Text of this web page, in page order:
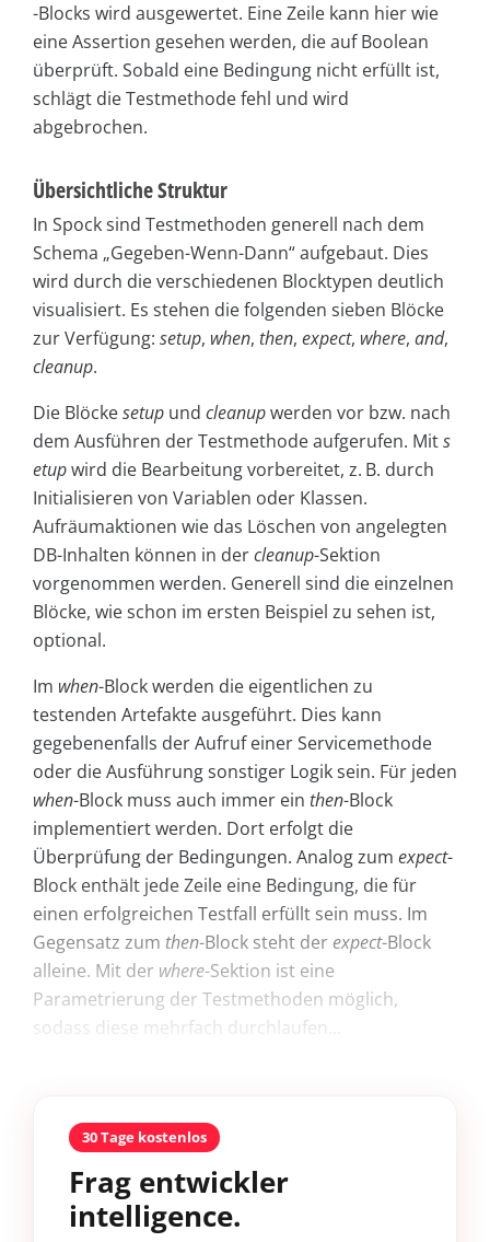
-Blocks wird ausgewertet. Eine Zeile kann hier wie
eine Assertion gesehen werden, die auf Boolean
überprüft. Sobald eine Bedingung nicht erfüllt ist,
schlägt die Testmethode fehl und wird
abgebrochen.
Übersichtliche Struktur
In Spock sind Testmethoden generell nach dem
Schema „Gegeben-Wenn-Dann“ aufgebaut. Dies
wird durch die verschiedenen Blocktypen deutlich
visualisiert. Es stehen die folgenden sieben Blöcke
zur Verfügung: setup, when, then, expect, where, and,
cleanup.
Die Blöckesetup und cleanupwerden vor bzw. nach
dem Ausführen der Testmethode aufgerufen. Mits
etupwird die Bearbeitung vorbereitet, z. B. durch
Initialisieren von Variablen oder Klassen.
Aufräumaktionen wie das Löschen von angelegten
DB-Inhalten können in dercleanup-Sektion
vorgenommen werden. Generell sind die einzelnen
Blöcke, wie schon im ersten Beispiel zu sehen ist,
optional.
Im when-Block werden die eigentlichen zu
testenden Artefakte ausgeführt. Dies kann
gegebenenfalls der Aufruf einer Servicemethode
oder die Ausführung sonstiger Logik sein. Für jeden
when-Block muss auch immer ein then-Block
implementiert werden. Dort erfolgt die
Überprüfung der Bedingungen. Analog zum expect-
Block enthält jede Zeile eine Bedingung, die für
einen erfolgreichen Testfall erfüllt sein muss. Im
Gegensatz zum then-Block steht der expect-Block
alleine. Mit der where-Sektion ist eine
Parametrierung der Testmethoden möglich,
sodass diese mehrfach durchlaufen...
30 Tage kostenlos
Frag entwickler
intelligence.